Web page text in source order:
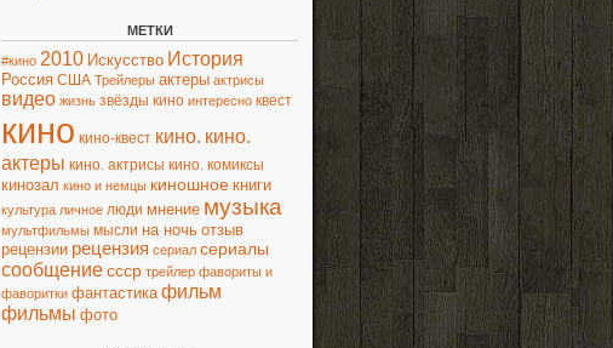
МЕТКИ
#кино 2010 Искусство История
Россия США Трейлеры актеры актрисы
видео жизнь звёзды кино интересно квест
кино кино-квест кино. кино.
актеры кино. актрисы кино. комиксы
кинозал кино и немцы киношное книги
культура личное люди мнение музыка
мультфильмы мысли на ночь отзыв
рецензии рецензия сериал сериалы
сообщение ссср трейлер фавориты и
фаворитки фантастика фильм
фильмы фото